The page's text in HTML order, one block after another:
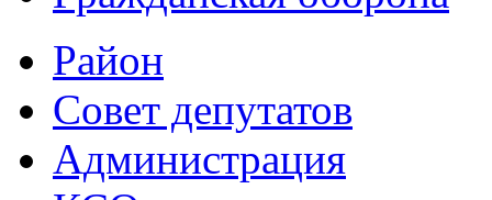
Район
Совет депутатов
Администрация